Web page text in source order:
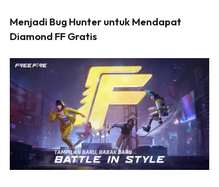
Menjadi Bug Hunter untuk Mendapat
Diamond FF Gratis